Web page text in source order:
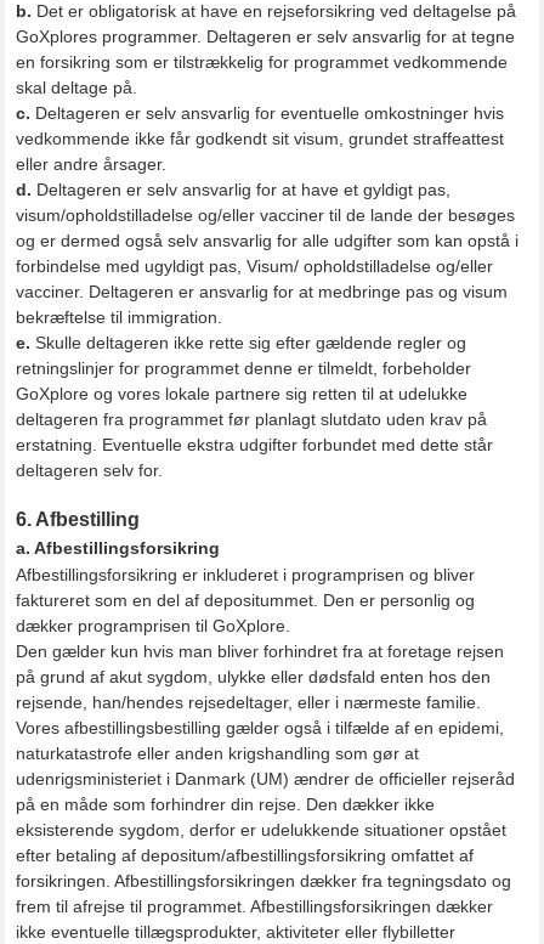
b. Det er obligatorisk at have en rejseforsikring ved deltagelse på
GoXplores programmer. Deltageren er selv ansvarlig for at tegne
en forsikring som er tilstrækkelig for programmet vedkommende
skal deltage på.
c. Deltageren er selv ansvarlig for eventuelle omkostninger hvis
vedkommende ikke får godkendt sit visum, grundet straffeattest
eller andre årsager.
d. Deltageren er selv ansvarlig for at have et gyldigt pas,
visum/opholdstilladelse og/eller vacciner til de lande der besøges
og er dermed også selv ansvarlig for alle udgifter som kan opstå i
forbindelse med ugyldigt pas, Visum/ opholdstilladelse og/eller
vacciner. Deltageren er ansvarlig for at medbringe pas og visum
bekræftelse til immigration.
e.Skulle deltageren ikke rette sig efter gældende regler og
retningslinjer for programmet denne er tilmeldt, forbeholder
GoXplore og vores lokale partnere sig retten til at udelukke
deltageren fra programmet før planlagt slutdato uden krav på
erstatning. Eventuelle ekstra udgifter forbundet med dette står
deltageren selv for.
6. Afbestilling
a. Afbestillingsforsikring
Afbestillingsforsikring er inkluderet i programprisen og bliver
faktureret som en del af depositummet. Den er personlig og
dækker programprisen til GoXplore.
Den gælder kun hvis man bliver forhindret fra at foretage rejsen
på grund af akut sygdom, ulykke eller dødsfald enten hos den
rejsende, han/hendes rejsedeltager, eller i nærmeste familie.
Vores afbestillingsbestilling gælder også i tilfælde af en epidemi,
naturkatastrofe eller anden krigshandling som gør at
udenrigsministeriet i Danmark (UM) ændrer de officieller rejseråd
på en måde som forhindrer din rejse. Den dækker ikke
eksisterende sygdom, derfor er udelukkende situationer opstået
efter betaling af depositum/afbestillingsforsikring omfattet af
forsikringen. Afbestillingsforsikringen dækker fra tegningsdato og
frem til afrejse til programmet. Afbestillingsforsikringen dækker
ikke eventuelle tillægsprodukter, aktiviteter eller flybilletter